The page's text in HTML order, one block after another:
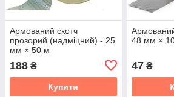
Армований скотч
прозорий (надміцний) - 25
мм × 50 м
188 ₴
Купити
48 мм ×
47₴